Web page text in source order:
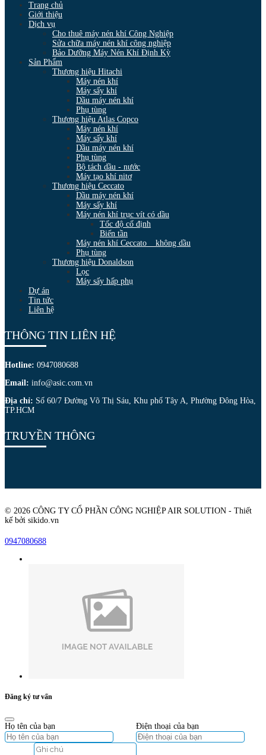
Trang chủ
Giới thiệu
Dịch vụ
Cho thuê máy nén khí Công Nghiệp
Sửa chữa máy nén khí công nghiệp
Bảo Dưỡng Máy Nén Khí Định Kỳ
Sản Phẩm
Thương hiệu Hitachi
Máy nén khí
Máy sấy khí
Dầu máy nén khí
Phụ tùng
Thương hiệu Atlas Copco
Máy nén khí
Máy sấy khí
Dầu máy nén khí
Phụ tùng
Bộ tách dầu - nước
Máy tạo khí nitơ
Thương hiệu Ceccato
Dầu máy nén khí
Máy sấy khí
Máy nén khí trục vít có dầu
Tốc độ cố định
Biến tần
Máy nén khí Ceccato _ không dầu
Phụ tùng
Thương hiệu Donaldson
Lọc
Máy sấy hấp phụ
Dự án
Tin tức
Liên hệ
THÔNG TIN LIÊN HỆ
Hotline: 0947080688
Email: info@asic.com.vn
Địa chỉ: Số 60/7 Đường Võ Thị Sáu, Khu phố Tây A, Phường Đông Hòa,
TP.HCM
TRUYỀN THÔNG
© 2026 CÔNG TY CỔ PHẦN CÔNG NGHIỆP AIR SOLUTION - Thiết
kế bởi sikido.vn
0947080688
Đăng ký tư vấn
Họ tên của bạn Điện thoại của bạn